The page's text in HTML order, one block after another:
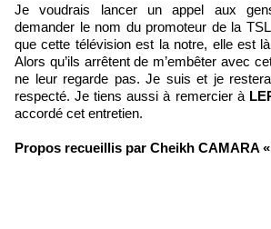
Je voudrais lancer un appel aux
demander le nom du promoteur de la
que cette télévision est la notre, elle est
Alors qu’ils arrêtent de m’embêter avec
ne leur regarde pas. Je suis et je
respecté. Je tiens aussi à remercier à
accordé cet entretien.
Propos recueillis par Cheikh CAMARA